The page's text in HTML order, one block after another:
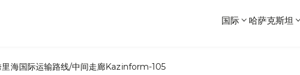
国际 哈萨克斯坦
里海国际运输路线/中间走廊Kazinform-105